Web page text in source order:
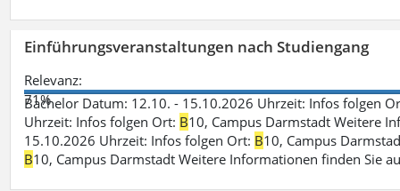
Einführungsveranstaltungen nach Studiengang
Relevanz:
71%
Bachelor Datum: 12.10. - 15.10.2026 Uhrzeit: Infos folgen
Uhrzeit: Infos folgen Ort: B10, Campus Darmstadt Weitere
15.10.2026 Uhrzeit: Infos folgen Ort: B10, Campus
B10, Campus Darmstadt Weitere Informationen finden Sie